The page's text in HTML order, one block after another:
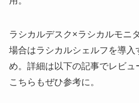
ラシカルデスク×ラシカルモニ
場合はラシカルシェルフを導入
め。詳細は以下の記事でレビュ
こちらもぜひ参考に。